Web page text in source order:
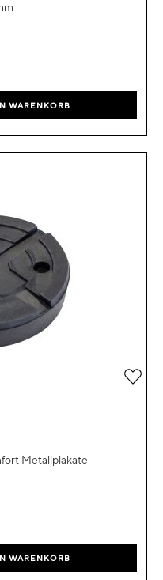
WARENKORB
Metallplakate
WARENKORB
Zur